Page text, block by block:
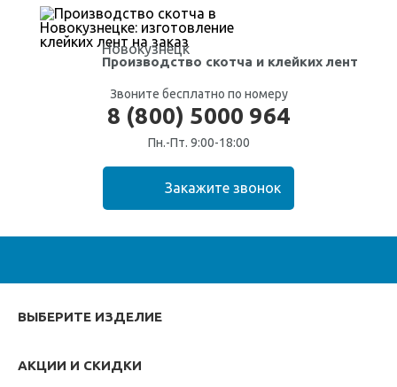
Новокузнецк
Производство скотча и клейких лент
Звоните бесплатно по номеру
8 (800) 5000 964
Пн.-Пт. 9:00-18:00
ВЫБЕРИТЕ ИЗДЕЛИЕ
АКЦИИ И СКИДКИ